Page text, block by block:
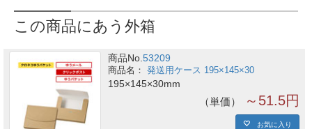
この商品にあう外箱
商品No.53209
発送用ケース 195×145×30
195×145×30mm
単価 ～51.5円
お気に入り